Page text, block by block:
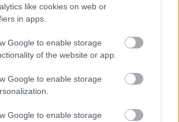
like cookies on web or
in apps.
Google to enable storage
of the website or app.
Google to enable storage
Google to enable storage